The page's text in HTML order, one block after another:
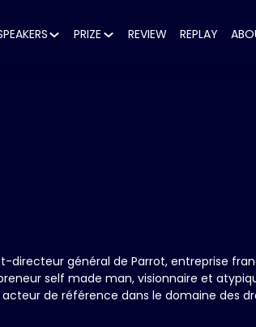
PRIZE REVIEW REPLAY
directeur général de Parrot, entreprise
self made man, visionnaire et
de référence dans le domaine des